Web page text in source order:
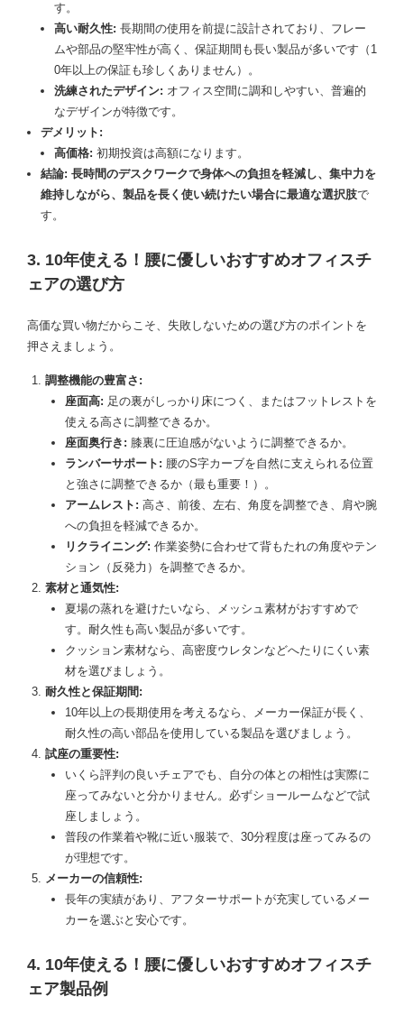
す。
高い耐久性: 長期間の使用を前提に設計されており、フレー
ムや部品の堅牢性が高く、保証期間も長い製品が多いです（1
0年以上の保証も珍しくありません）。
洗練されたデザイン: オフィス空間に調和しやすい、普遍的
なデザインが特徴です。
デメリット:
高価格: 初期投資は高額になります。
結論: 長時間のデスクワークで身体への負担を軽減し、集中力を
維持しながら、製品を長く使い続けたい場合に最適な選択肢で
す。
3. 10年使える！腰に優しいおすすめオフィスチ
ェアの選び方
高価な買い物だからこそ、失敗しないための選び方のポイントを
押さえましょう。
調整機能の豊富さ:
座面高: 足の裏がしっかり床につく、またはフットレストを
使える高さに調整できるか。
座面奥行き: 膝裏に圧迫感がないように調整できるか。
ランバーサポート: 腰のS字カーブを自然に支えられる位置
と強さに調整できるか（最も重要！）。
アームレスト: 高さ、前後、左右、角度を調整でき、肩や腕
への負担を軽減できるか。
リクライニング: 作業姿勢に合わせて背もたれの角度やテン
ション（反発力）を調整できるか。
素材と通気性:
夏場の蒸れを避けたいなら、メッシュ素材がおすすめで
す。耐久性も高い製品が多いです。
クッション素材なら、高密度ウレタンなどへたりにくい素
材を選びましょう。
耐久性と保証期間:
10年以上の長期使用を考えるなら、メーカー保証が長く、
耐久性の高い部品を使用している製品を選びましょう。
試座の重要性:
いくら評判の良いチェアでも、自分の体との相性は実際に
座ってみないと分かりません。必ずショールームなどで試
座しましょう。
普段の作業着や靴に近い服装で、30分程度は座ってみるの
が理想です。
メーカーの信頼性:
長年の実績があり、アフターサポートが充実しているメー
カーを選ぶと安心です。
4. 10年使える！腰に優しいおすすめオフィスチ
ェア製品例